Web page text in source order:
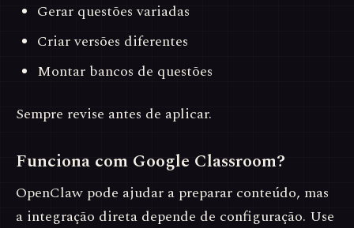
Gerar questões variadas
Criar versões diferentes
Montar bancos de questões
Sempre revise antes de aplicar.
Funciona com Google Classroom?
OpenClaw pode ajudar a preparar conteúdo, mas
a integração direta depende de configuração. Use